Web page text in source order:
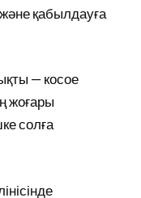
қабылдауға
— косое
жоғары
солға